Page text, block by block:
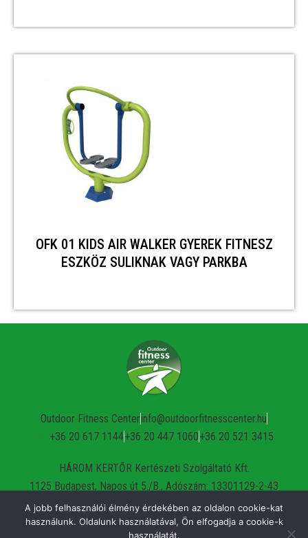
OFK 01 KIDS AIR WALKER GYEREK FITNESZ
ESZKÖZ SULIKNAK VAGY PARKBA
Outdoor Fitness Centerinfo@outdoorfitnesscenter.hu
+36 20 617 1144+36 20 447 1060+36 20 521 3415
HÁROM KERTŐR Kertészeti Szolgáltató Kft.
1125 Budapest, Napos út 5./B., Adószám: 13301129-2-43
© 2023 –Outdoor Fitness Center – HÁROM KERTŐR Kft.– Minden
A jobb felhasználói élmény érdekében az oldalon cookie-kat
használunk. Oldalunk használatával, Ön elfogadja a cookie-k
használatát.